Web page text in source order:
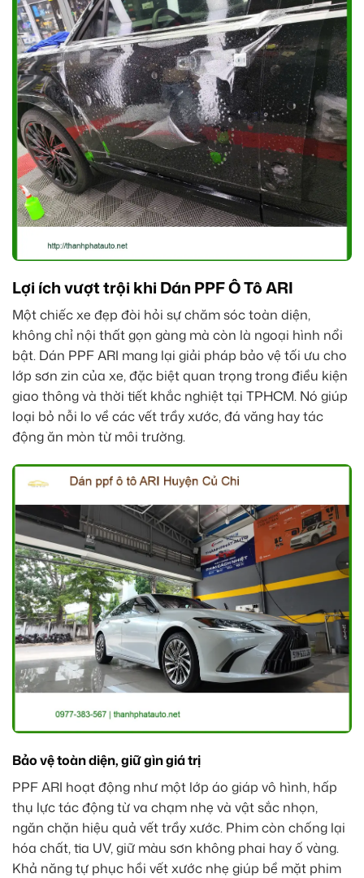
Lợi ích vượt trội khi Dán PPF Ô Tô ARI
Một chiếc xe đẹp đòi hỏi sự chăm sóc toàn diện,
không chỉ nội thất gọn gàng mà còn là ngoại hình nổi
bật. Dán PPF ARI mang lại giải pháp bảo vệ tối ưu cho
lớp sơn zin của xe, đặc biệt quan trọng trong điều kiện
giao thông và thời tiết khắc nghiệt tại TPHCM. Nó giúp
loại bỏ nỗi lo về các vết trầy xước, đá văng hay tác
động ăn mòn từ môi trường.
Bảo vệ toàn diện, giữ gìn giá trị
PPF ARI hoạt động như một lớp áo giáp vô hình, hấp
thụ lực tác động từ va chạm nhẹ và vật sắc nhọn,
ngăn chặn hiệu quả vết trầy xước. Phim còn chống lại
hóa chất, tia UV, giữ màu sơn không phai hay ố vàng.
Khả năng tự phục hồi vết xước nhẹ giúp bề mặt phim